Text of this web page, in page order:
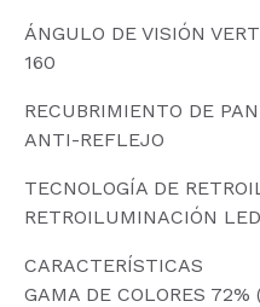
ÁNGULO DE VISIÓN
160
RECUBRIMIENTO DE
ANTI-REFLEJO
TECNOLOGÍA DE
RETROILUMINACIÓN LED
CARACTERÍSTICAS
GAMA DE COLORES 72%